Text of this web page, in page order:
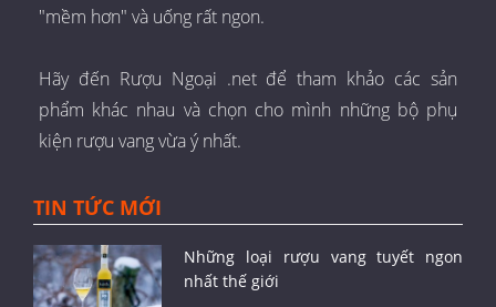
"mềm hơn" và uống rất ngon.
Hãy đến Rượu Ngoại .net để tham khảo các sản
phẩm khác nhau và chọn cho mình những bộ phụ
kiện rượu vang vừa ý nhất.
TIN TỨC MỚI
Những loại rượu vang tuyết ngon
nhất thế giới